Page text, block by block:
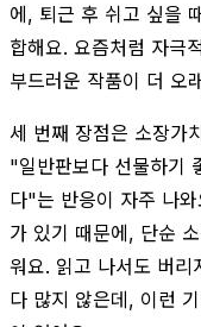
에, 퇴근 후 쉬고 싶을
합해요. 요즘처럼 자극
부드러운 작품이 더 오
세 번째 장점은 소장가
"일반판보다 선물하기
다"는 반응이 자주 나
가 있기 때문에, 단순
워요. 읽고 나서도 버리
다 많지 않은데, 이런